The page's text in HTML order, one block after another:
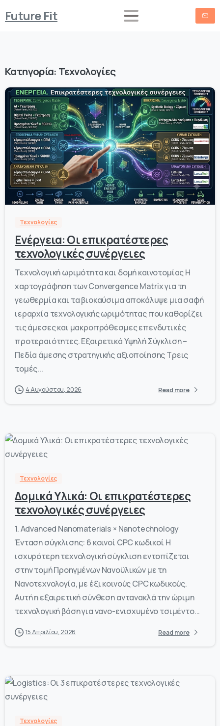
Future Fit
Κατηγορία: Τεχνολογίες
0 -
Τεχνολογίες
Ενέργεια: Οι επικρατέστερες
τεχνολογικές συνέργειες
Τεχνολογική ωριμότητα και δομή καινοτομίας Η
χαρτογράφηση των Convergence Matrix για τη
γεωθερμία και τα βιοκαύσιμα αποκάλυψε μια σαφή
ιεραρχία τεχνολογικής ωριμότητας που καθορίζει
τις άμεσες και μακροπρόθεσμες επενδυτικές
προτεραιότητες. Εξαιρετικά Υψηλή Σύγκλιση –
Πεδία άμεσης στρατηγικής αξιοποίησης Τρεις
τομές...
4 Αυγούστου, 2026 Read more
0
Τεχνολογίες
Δομικά Υλικά: Οι επικρατέστερες
τεχνολογικές συνέργειες
1. Advanced Nanomaterials × Nanotechnology
Ένταση σύγκλισης: 6 κοινοί CPC κωδικοί Η
ισχυρότερη τεχνολογική σύγκλιση εντοπίζεται
στην τομή Προηγμένων Νανοϋλικών με τη
Νανοτεχνολογία, με έξι κοινούς CPC κωδικούς.
Αυτή η εξαιρετική σύνθεση αντανακλά την ώριμη
τεχνολογική βάση για νανο-ενισχυμένο τσιμέντο...
15 Απριλίου, 2026 Read more
0
Τεχνολογίες